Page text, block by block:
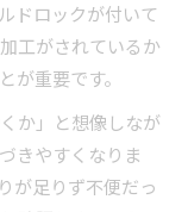
ドロックが付いて
工がされているか
が重要です。
か」と想像しなが
きやすくなりま
が足りず不便だっ